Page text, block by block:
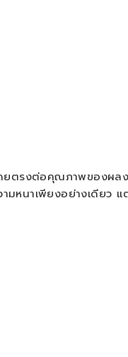
ตรงต่อคุณภาพของผล
นาเพียงอย่างเดียว